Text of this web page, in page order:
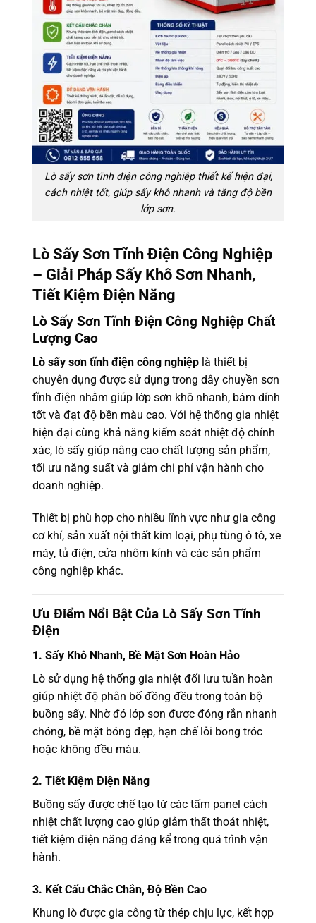
Lò sấy sơn tĩnh điện công nghiệp thiết kế hiện đại,
cách nhiệt tốt, giúp sấy khô nhanh và tăng độ bền
lớp sơn.
Lò Sấy Sơn Tĩnh Điện Công Nghiệp
– Giải Pháp Sấy Khô Sơn Nhanh,
Tiết Kiệm Điện Năng
Lò Sấy Sơn Tĩnh Điện Công Nghiệp Chất
Lượng Cao
Lò sấy sơn tĩnh điện công nghiệp là thiết bị
chuyên dụng được sử dụng trong dây chuyền sơn
tĩnh điện nhằm giúp lớp sơn khô nhanh, bám dính
tốt và đạt độ bền màu cao. Với hệ thống gia nhiệt
hiện đại cùng khả năng kiểm soát nhiệt độ chính
xác, lò sấy giúp nâng cao chất lượng sản phẩm,
tối ưu năng suất và giảm chi phí vận hành cho
doanh nghiệp.
Thiết bị phù hợp cho nhiều lĩnh vực như gia công
cơ khí, sản xuất nội thất kim loại, phụ tùng ô tô, xe
máy, tủ điện, cửa nhôm kính và các sản phẩm
công nghiệp khác.
Ưu Điểm Nổi Bật Của Lò Sấy Sơn Tĩnh
Điện
1. Sấy Khô Nhanh, Bề Mặt Sơn Hoàn Hảo
Lò sử dụng hệ thống gia nhiệt đối lưu tuần hoàn
giúp nhiệt độ phân bố đồng đều trong toàn bộ
buồng sấy. Nhờ đó lớp sơn được đóng rắn nhanh
chóng, bề mặt bóng đẹp, hạn chế lỗi bong tróc
hoặc không đều màu.
2. Tiết Kiệm Điện Năng
Buồng sấy được chế tạo từ các tấm panel cách
nhiệt chất lượng cao giúp giảm thất thoát nhiệt,
tiết kiệm điện năng đáng kể trong quá trình vận
hành.
3. Kết Cấu Chắc Chắn, Độ Bền Cao
Khung lò được gia công từ thép chịu lực, kết hợp